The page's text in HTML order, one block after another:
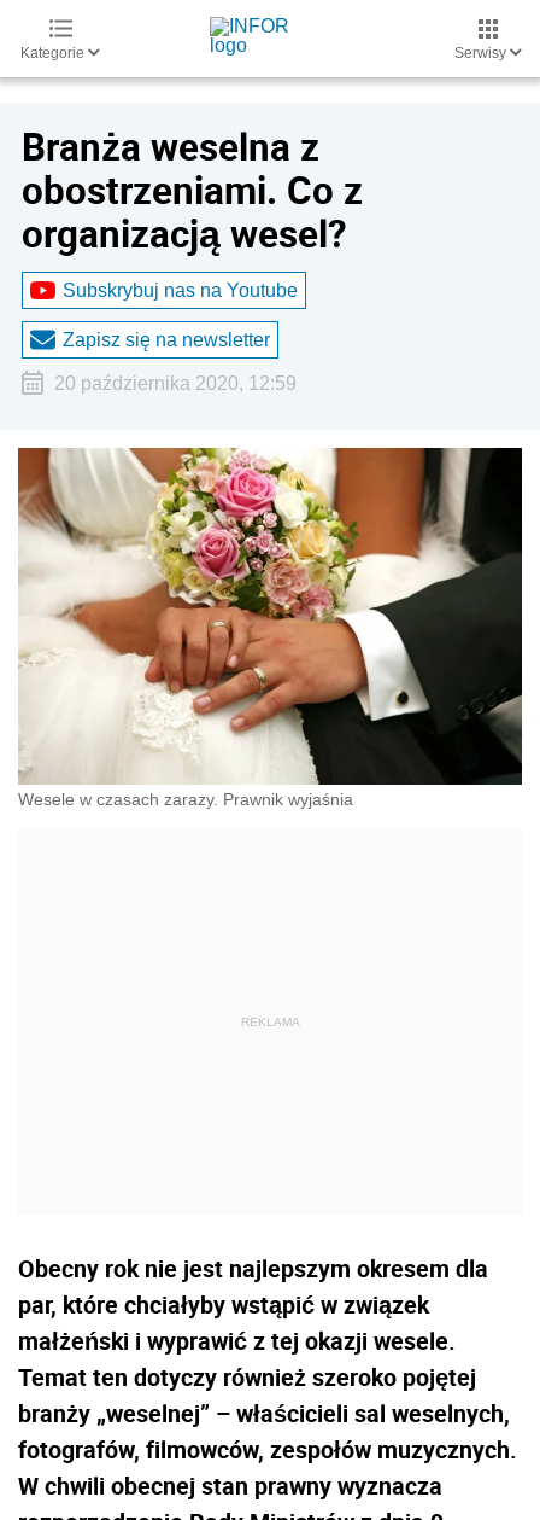
Kategorie Serwisy
Branża weselna z
obostrzeniami. Co z
organizacją wesel?
Subskrybuj nas na Youtube
Zapisz się na newsletter
20 października 2020, 12:59
Wesele w czasach zarazy. Prawnik wyjaśnia
Obecny rok nie jest najlepszym okresem dla
par, które chciałyby wstąpić w związek
małżeński i wyprawić z tej okazji wesele.
Temat ten dotyczy również szeroko pojętej
branży „weselnej” – właścicieli sal weselnych,
fotografów, filmowców, zespołów muzycznych.
W chwili obecnej stan prawny wyznacza